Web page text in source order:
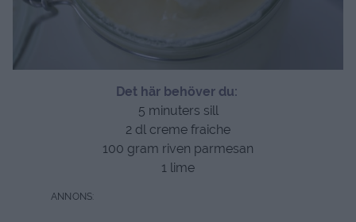
Det här behöver du:
5 minuters sill
2 dl creme fraiche
100 gram riven parmesan
1 lime